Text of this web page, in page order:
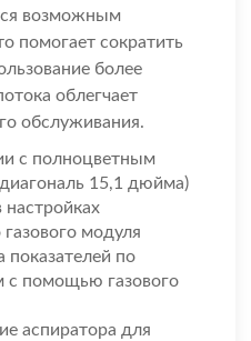
возможным
помогает сократить
более
облегчает
обслуживания.
с полноцветным
15,1 дюйма)
модуля
показателей по
с помощью газового
аспиратора для